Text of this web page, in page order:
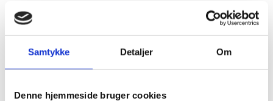
Samtykke Detaljer Om
Denne hjemmeside bruger cookies
Se Udlændinge- og Integrationsministerens
orientering af Folketinget om dommen og dens
retsvirkninger her